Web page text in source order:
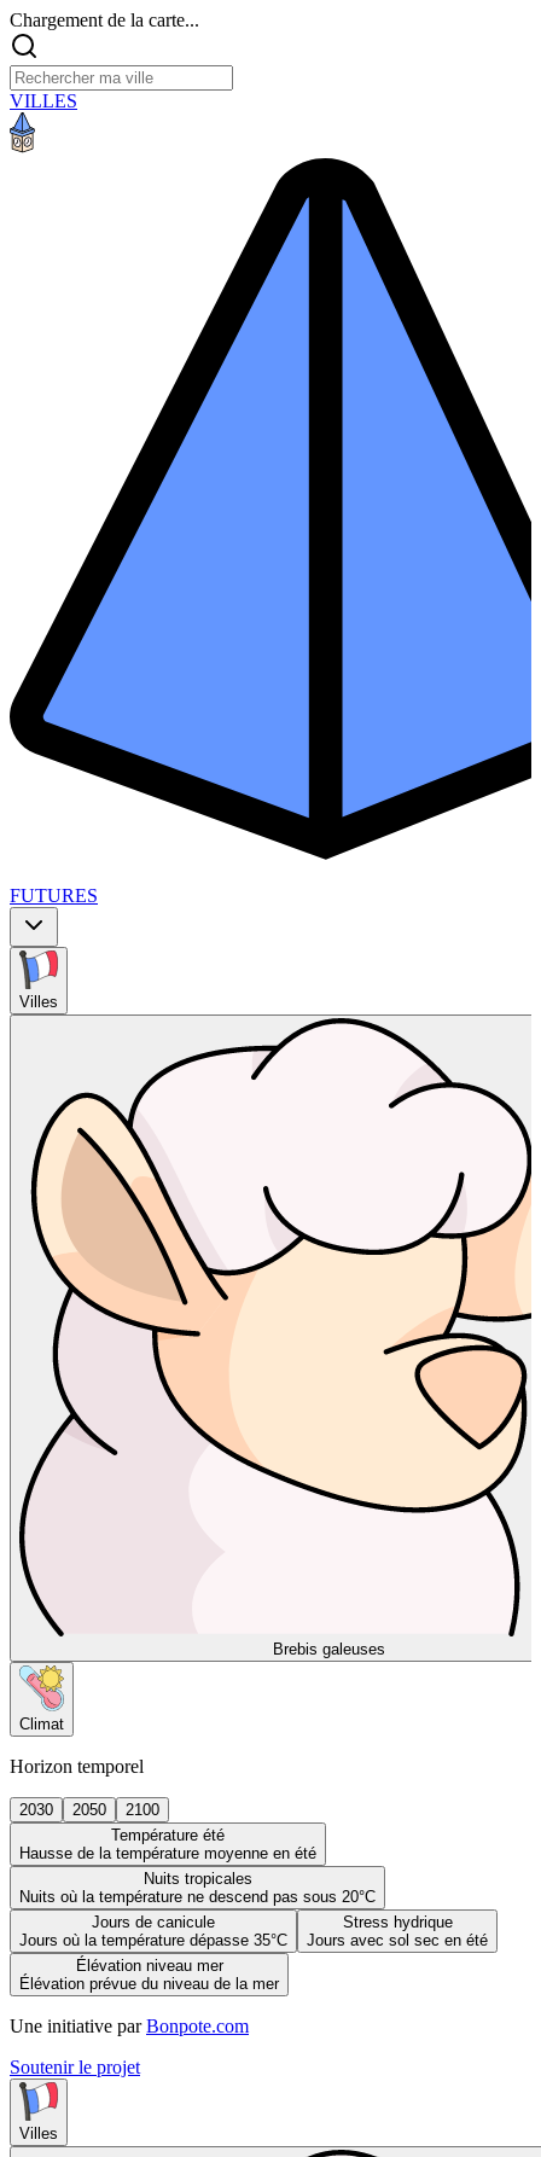
Chargement de la carte...
VILLES
FUTURES
Villes
Brebis galeuses
Climat
Horizon temporel
2030 2050
2100
Température été
Hausse de la température moyenne en été
Nuits tropicales
Nuits où la température ne descend pas sous 20°C
Jours de canicule
Jours où la température dépasse 35°C
Stress hydrique
Jours avec sol sec en été
Élévation niveau mer
Élévation prévue du niveau de la mer
Une initiative par Bonpote.com
Soutenir le projet
Villes